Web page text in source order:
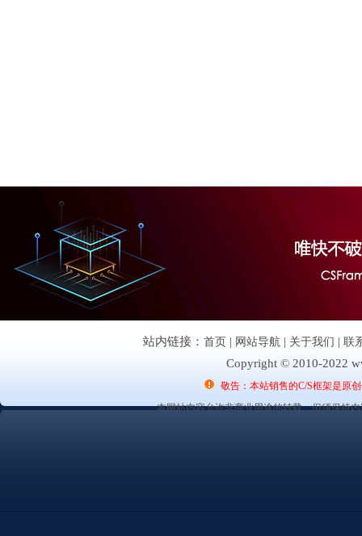
站内链接： 首页 | 网站导航 | 关于我们 | 联
Copyright © 2010-2022
敬告：本站销售的C/S框架是原
本网站内容允许非商业用途的转载，但须保持